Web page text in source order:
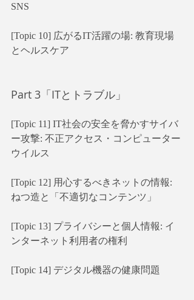
SNS
[Topic 10] 広がるIT活躍の場: 教育現場
とヘルスケア
Part 3「ITとトラブル」
[Topic 11] IT社会の安全を脅かすサイバ
ー攻撃: 不正アクセス・コンピューター
ウイルス
[Topic 12] 用心するべきネットの情報:
ねつ造と「不適切なコンテンツ」
[Topic 13] プライバシーと個人情報: イ
ンターネット利用者の権利
[Topic 14] デジタル機器の健康問題